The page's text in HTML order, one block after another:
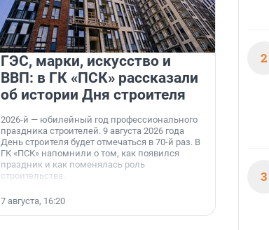
ГЭС, марки, искусство и
ВВП: в ГК «ПСК» рассказали
об истории Дня строителя
2026-й — юбилейный год профессионального
праздника строителей. 9 августа 2026 года
День строителя будет отмечаться в 70-й раз. В
ГК «ПСК» напомнили о том, как появился
праздник и как поменялась роль
строительства.
7 августа, 16:20
На
а
7
2
3